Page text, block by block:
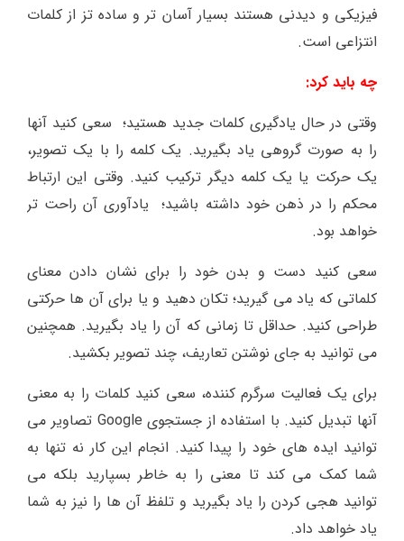
فیزیکی و دیدنی هستند بسیار آسان تر و ساده تز از کلمات
انتزاعی است.
چه باید کرد:
وقتی در حال یادگیری کلمات جدید هستید؛ سعی کنید آنها
را به صورت گروهی یاد بگیرید. یک کلمه را با یک تصویر،
یک حرکت یا یک کلمه دیگر ترکیب کنید. وقتی این ارتباط
محکم را در ذهن خود داشته باشید؛ یادآوری آن راحت تر
خواهد بود.
سعی کنید دست و بدن خود را برای نشان دادن معنای
کلماتی که یاد می گیرید؛ تکان دهید و یا برای آن ها حرکتی
طراحی کنید. حداقل تا زمانی که آن را یاد بگیرید. همچنین
می توانید به جای نوشتن تعاریف، چند تصویر بکشید.
برای یک فعالیت سرگرم کننده، سعی کنید کلمات را به معنی
آنها تبدیل کنید. با استفاده از جستجوی Google تصاویر می
توانید ایده های خود را پیدا کنید. انجام این کار نه تنها به
شما کمک می کند تا معنی را به خاطر بسپارید بلکه می
توانید هجی کردن را یاد بگیرید و تلفظ آن ها را نیز به شما
یاد خواهد داد.